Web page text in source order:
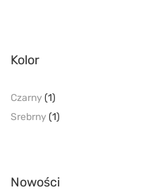
Kolor
Czarny (1)
Srebrny (1)
Nowości